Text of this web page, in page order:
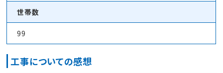
世帯数
99
工事についての感想